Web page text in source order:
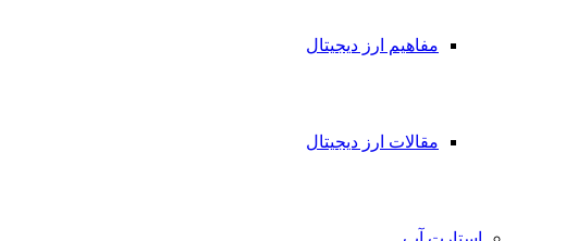
مفاهیم ارز دیجیتال
مقالات ارز دیجیتال